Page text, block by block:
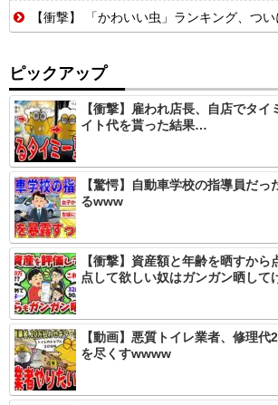
【衝撃】 「かわいい虫」ランキング、つ
ピックアップ
【衝撃】雇われ店長、自店でタイ
イト代を貰った結果…
【驚愕】自動車学校の指導員だ
るwww
【衝撃】資産額と年齢を晒すか
点して欲しい奴はガンガン晒して
【動画】悪質トイレ業者、修理代
を尽くすwwww